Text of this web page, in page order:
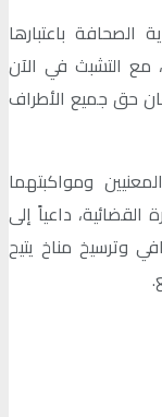
باعتبارها
مع التشبث في الآن
حق جميع الأطراف
ومواكبتهما
داعياً إلى
وترسيخ مناخ يتيح